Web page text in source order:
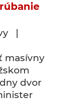
|
masívny
dvor